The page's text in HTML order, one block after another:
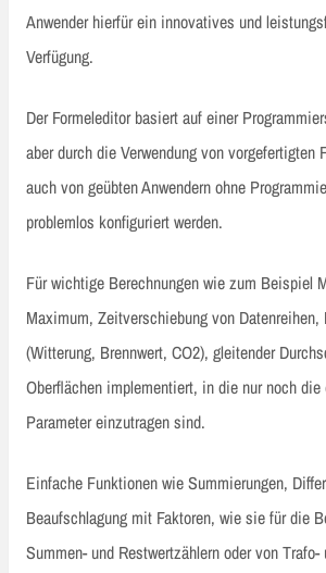
Anwender hierfür ein innovatives und
Verfügung.
Der Formeleditor basiert auf einer
aber durch die Verwendung von vorgefertigten
auch von geübten Anwendern ohne
problemlos konfiguriert werden.
Für wichtige Berechnungen wie zum Beispiel
Maximum, Zeitverschiebung von Datenreihen,
(Witterung, Brennwert, CO2), gleitender
Oberflächen implementiert, in die nur noch die
Parameter einzutragen sind.
Einfache Funktionen wie Summierungen,
Beaufschlagung mit Faktoren, wie sie für die
Summen- und Restwertzählern oder von Trafo-